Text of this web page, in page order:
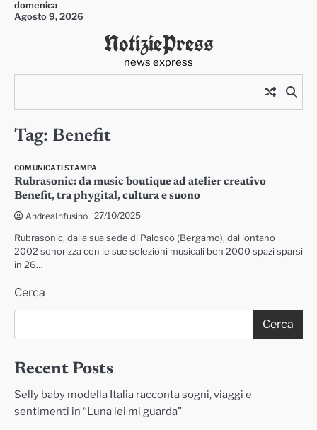
Skipdomenica
Agosto 9, 2026
NotiziePress
news express
Tag: Benefit
COMUNICATI STAMPA
Rubrasonic: da music boutique ad atelier creativo
Benefit, tra phygital, cultura e suono
AndreaInfusino 27/10/2025
Rubrasonic, dalla sua sede di Palosco (Bergamo), dal lontano
2002 sonorizza con le sue selezioni musicali ben 2000 spazi sparsi
in 26…
Cerca
Cerca
Recent Posts
Selly baby modella Italia racconta sogni, viaggi e
sentimenti in “Luna lei mi guarda”